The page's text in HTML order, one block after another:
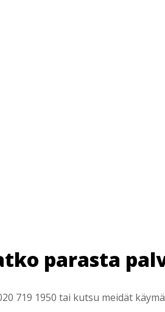
parasta
719 1950 tai kutsu meidät